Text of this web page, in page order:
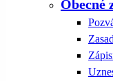
Obecné